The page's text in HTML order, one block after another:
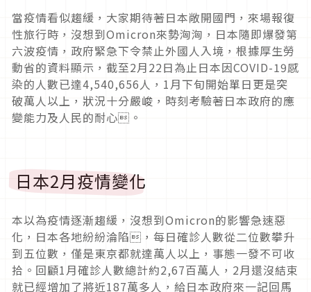
當疫情看似趨緩，大家期待著日本敞開國門，來場報復
性旅行時，沒想到Omicron來勢洶洶，日本隨即爆發第
六波疫情，政府緊急下令禁止外國人入境，根據厚生勞
動省的資料顯示，截至2月22日為止日本因COVID-19感
染的人數已達4,540,656人，1月下旬開始單日更是突
破萬人以上，狀況十分嚴峻，時刻考驗著日本政府的應
變能力及人民的耐心。
日本2月疫情變化
本以為疫情逐漸趨緩，沒想到Omicron的影響急速惡
化，日本各地紛紛淪陷，每日確診人數從二位數攀升
到五位數，僅是東京都就達萬人以上，事態一發不可收
拾。回顧1月確診人數總計約2,67百萬人，2月還沒結束
就已經增加了將近187萬多人，給日本政府來一記回馬